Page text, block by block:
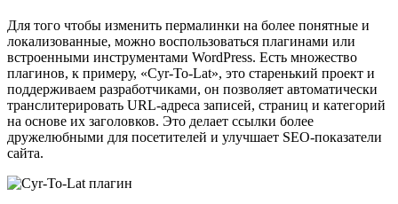
Для того чтобы изменить пермалинки на более понятные и
локализованные, можно воспользоваться плагинами или
встроенными инструментами WordPress. Есть множество
плагинов, к примеру, «Cyr-To-Lat», это старенький проект и
поддерживаем разработчиками, он позволяет автоматически
транслитерировать URL-адреса записей, страниц и категорий
на основе их заголовков. Это делает ссылки более
дружелюбными для посетителей и улучшает SEO-показатели
сайта.